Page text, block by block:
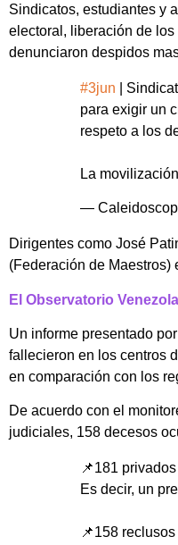
Sindicatos, estudiantes y
electoral, liberación de
denunciaron despidos
#3jun |
para exigir un
respeto a los
La
—
Dirigentes como José
(Federación de Maestros)
El Observatorio
Un informe presentado
fallecieron en los centros
en comparación con los
De acuerdo con el
judiciales, 158 decesos
📌181
Es decir, un
📌158